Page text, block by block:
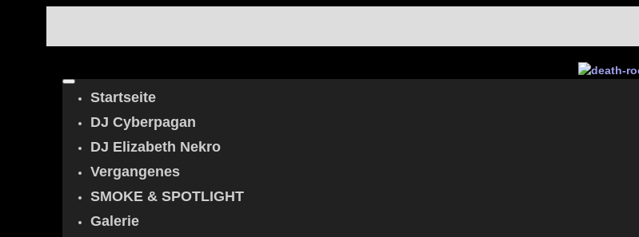
Startseite
DJ Cyberpagan
DJ Elizabeth Nekro
Vergangenes
SMOKE & SPOTLIGHT
Galerie